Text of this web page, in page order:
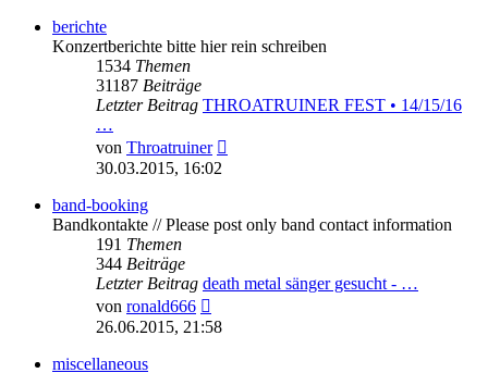
berichte
Konzertberichte bitte hier rein schreiben
1534 Themen
31187 Beiträge
Letzter Beitrag THROATRUINER FEST • 14/15/16
…
von Throatruiner
30.03.2015, 16:02
band-booking
Bandkontakte // Please post only band contact information
191 Themen
344 Beiträge
Letzter Beitrag death metal sänger gesucht - …
von ronald666
Beitrag
26.06.2015, 21:58
miscellaneous